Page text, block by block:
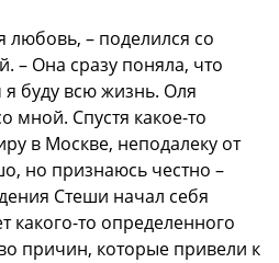
любовь, – поделился со
– Она сразу поняла, что
я буду всю жизнь. Оля
мной. Спустя какое-то
в Москве, неподалеку от
но признаюсь честно –
Стеши начал себя
какого-то определенного
причин, которые привели к